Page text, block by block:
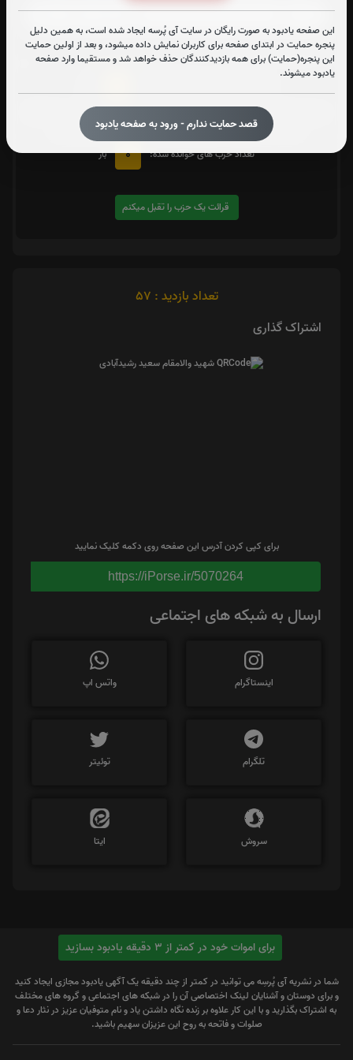
این صفحه یادبود به صورت رایگان در سایت آی پُرسه ایجاد شده است، به همین دلیل
پنجره حمایت در ابتدای صفحه برای کاربران نمایش داده میشود، و بعد از اولین حمایت
این پنجره(حمایت) برای همه بازدیدکنندگان حذف خواهد شد و مستقیما وارد صفحه
یادبود میشوند.
قصد حمایت ندارم - ورود به صفحه یادبود
متن زیارت شهدا
در صورت تمایل با کلیک بر روی دکمه زیر قرائتیک حزبرا تقبل کنید. بعد از کلیک
کردن سامانه شماره و صوت اولین حزب خوانده نشده را نمایش میدهد
تعداد حزب های خوانده شده:
0 بار
قرائت یک حزب را تقبل میکنم
تعداد بازدید : 57
اشتراک گذاری
برای کپی کردن آدرس این صفحه روی دکمه کلیک نمایید
https://iPorse.ir/5070264
ارسال به شبکه های اجتماعی
اینستاگرام واتس اپ
تلگرام توئیتر
سروش ایتا
برای اموات خود در کمتر از 3 دقیقه یادبود بسازید
شما در نشریه آی پُرسِه می توانید در کمتر از چند دقیقه یک آگهی یادبود مجازی ایجاد کنید
و برای دوستان و آشنایان لینک اختصاصی آن را در شبکه های اجتماعی و گروه های مختلف
به اشتراک بگذارید و با این کار علاوه بر زنده نگاه داشتن یاد و نام متوفیان عزیز در نثار دعا و
صلوات و فاتحه به روح این عزیزان سهیم باشید.